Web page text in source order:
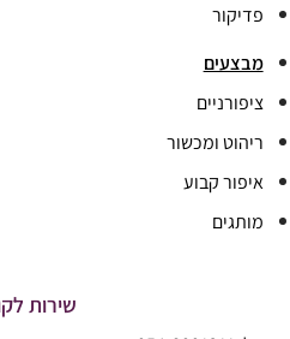
פדיקור
מבצעים
ציפורניים
ריהוט ומכשור
איפור קבוע
מותגים
שירות